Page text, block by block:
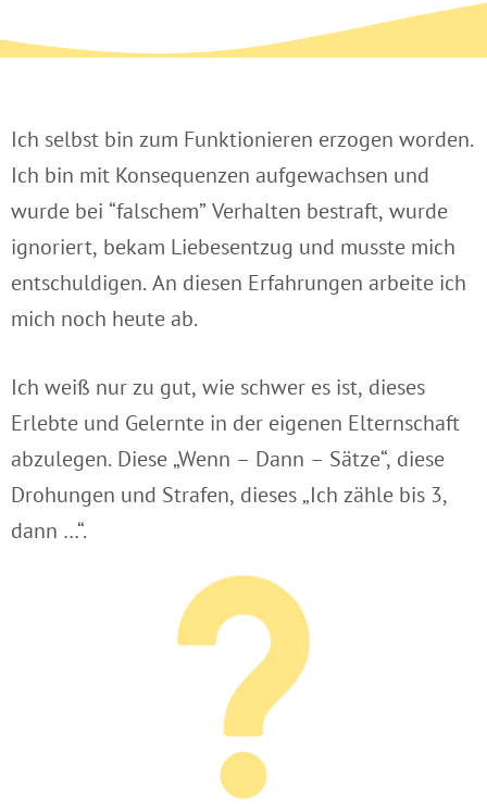
Ich selbst bin zum Funktionieren erzogen worden.
Ich bin mit Konsequenzen aufgewachsen und
wurde bei “falschem” Verhalten bestraft, wurde
ignoriert, bekam Liebesentzug und musste mich
entschuldigen. An diesen Erfahrungen arbeite ich
mich noch heute ab.
Ich weiß nur zu gut, wie schwer es ist, dieses
Erlebte und Gelernte in der eigenen Elternschaft
abzulegen. Diese „Wenn – Dann – Sätze“, diese
Drohungen und Strafen, dieses „Ich zähle bis 3,
dann …“.